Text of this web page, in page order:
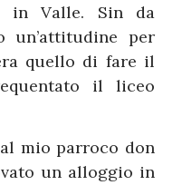
in Valle. Sin da
un’attitudine per
quello di fare il
il liceo
mio parroco don
un alloggio in